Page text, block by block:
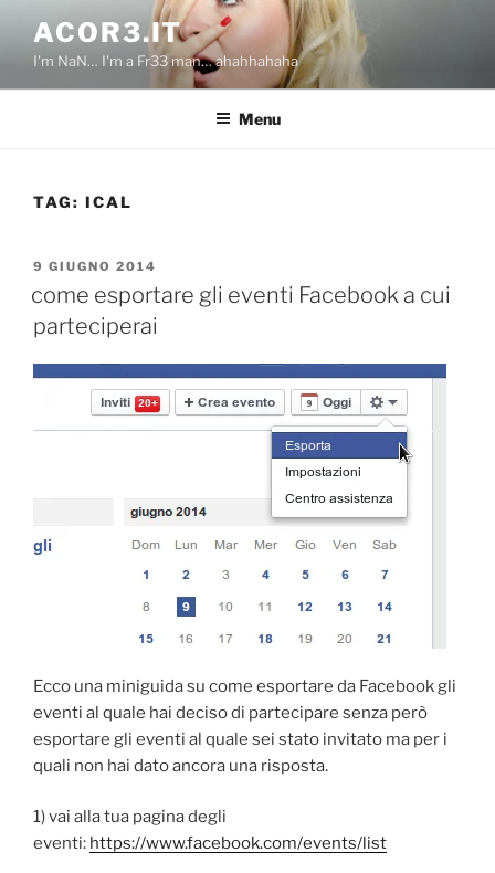
contenuto
ACOR3.IT
I'm NaN… I'm a Fr33 man… ahahhahaha
Menu
TAG: ICAL
PUBBLICATO
9 GIUGNO 2014
come esportare gli eventi Facebook a cui
parteciperai
Ecco una miniguida su come esportare da Facebook gli
eventi al quale hai deciso di partecipare senza però
esportare gli eventi al quale sei stato invitato ma per i
quali non hai dato ancora una risposta.
1) vai alla tua pagina degli
eventi: https://www.facebook.com/events/list